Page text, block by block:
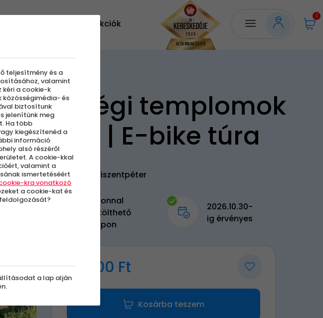
Akciók
0
Őrségi templomok
útja | E-bike túra
Őriszentpéter
Azonnal
letölthető
kupon
2026.10.30-
ig érvényes
15 000 Ft
Kosárba teszem
teljesítmény és a
valamint
kéri a cookie-k
és
biztosítunk
jelenítünk meg
Ha több
kiegészítenéd a
információ
alsó részéről
A cookie-kkal
valamint a
ismertetéséért
kra vonatkozó
a cookie-kat és
a lap alján